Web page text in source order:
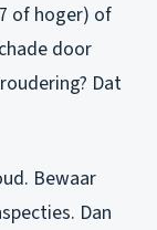
of hoger) of
door
Dat
Bewaar
Dan